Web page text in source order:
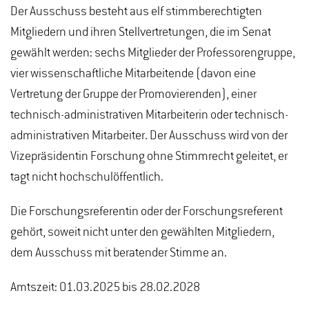
Der Ausschuss besteht aus elf stimmberechtigten
Mitgliedern und ihren Stellvertretungen, die im Senat
gewählt werden: sechs Mitglieder der Professorengruppe,
vier wissenschaftliche Mitarbeitende (davon eine
Vertretung der Gruppe der Promovierenden), einer
technisch-administrativen Mitarbeiterin oder technisch-
administrativen Mitarbeiter. Der Ausschuss wird von der
Vizepräsidentin Forschung ohne Stimmrecht geleitet, er
tagt nicht hochschulöffentlich.
Die Forschungsreferentin oder der Forschungsreferent
gehört, soweit nicht unter den gewählten Mitgliedern,
dem Ausschuss mit beratender Stimme an.
Amtszeit: 01.03.2025 bis 28.02.2028